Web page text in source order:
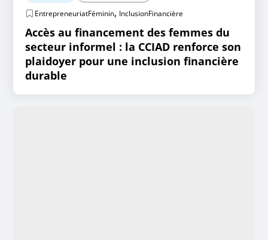
EntrepreneuriatFéminin, InclusionFinancière
Accès au financement des femmes du
secteur informel : la CCIAD renforce son
plaidoyer pour une inclusion financière
durable